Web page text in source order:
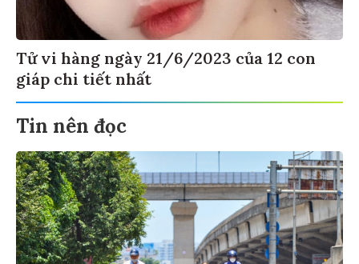
Tử vi hàng ngày 21/6/2023 của 12 con
giáp chi tiết nhất
Tin nên đọc